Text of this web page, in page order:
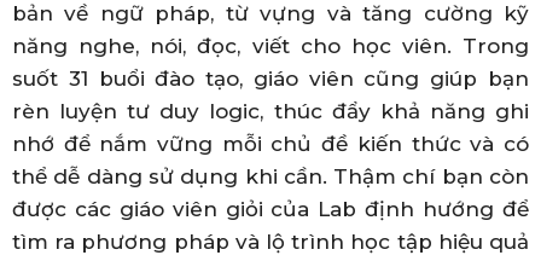
bản về ngữ pháp, từ vựng và tăng cường kỹ
năng nghe, nói, đọc, viết cho học viên. Trong
suốt 31 buổi đào tạo, giáo viên cũng giúp bạn
rèn luyện tư duy logic, thúc đẩy khả năng ghi
nhớ để nắm vững mỗi chủ đề kiến thức và có
thể dễ dàng sử dụng khi cần. Thậm chí bạn còn
được các giáo viên giỏi của Lab định hướng để
tìm ra phương pháp và lộ trình học tập hiệu quả